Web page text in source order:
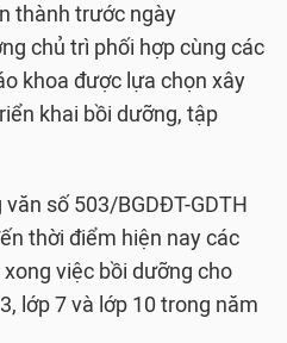
thành trước ngày
chủ trì phối hợp cùng các
khoa được lựa chọn xây
khai bồi dưỡng, tập
số 503/BGDĐT-GDTH
thời điểm hiện nay các
việc bồi dưỡng cho
lớp 7 và lớp 10 trong năm